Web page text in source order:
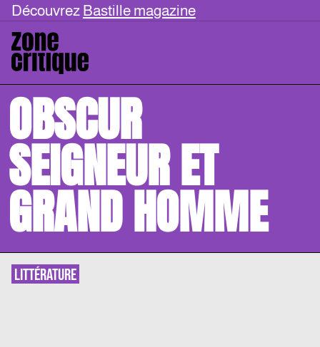
Découvrez Bastille magazine
OBSCUR
SEIGNEUR ET
GRAND HOMME
LITTÉRATURE